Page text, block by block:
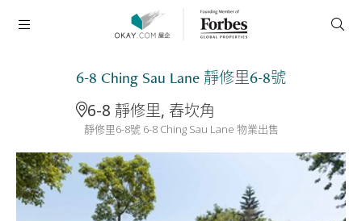
6-8 Ching Sau Lane 靜修里6-8號
6-8 靜修里, 舂坎角
靜修里6-8號 6-8 Ching Sau Lane 物業出售